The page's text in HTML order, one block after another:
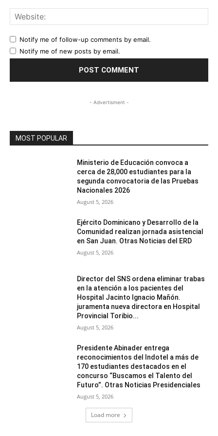
Notify me of follow-up comments by email.
Notify me of new posts by email.
- Advertisment -
MOST POPULAR
Ministerio de Educación convoca a
cerca de 28,000 estudiantes para la
segunda convocatoria de las Pruebas
Nacionales 2026
August 5, 2026
Ejército Dominicano y Desarrollo de la
Comunidad realizan jornada asistencial
en San Juan. Otras Noticias del ERD
August 5, 2026
Director del SNS ordena eliminar trabas
en la atención a los pacientes del
Hospital Jacinto Ignacio Mañón.
juramenta nueva directora en Hospital
Provincial Toribio...
August 5, 2026
Presidente Abinader entrega
reconocimientos del Indotel a más de
170 estudiantes destacados en el
concurso “Buscamos el Talento del
Futuro”. Otras Noticias Presidenciales
August 5, 2026
Load more